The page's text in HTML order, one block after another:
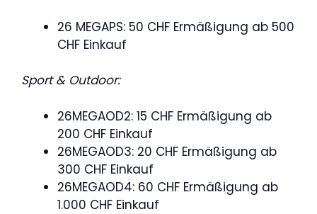
26 MEGAPS: 50 CHF Ermäßigung ab 500
CHF Einkauf
Sport & Outdoor:
26MEGAOD2: 15 CHF Ermäßigung ab
200 CHF Einkauf
26MEGAOD3: 20 CHF Ermäßigung ab
300 CHF Einkauf
26MEGAOD4: 60 CHF Ermäßigung ab
1.000 CHF Einkauf